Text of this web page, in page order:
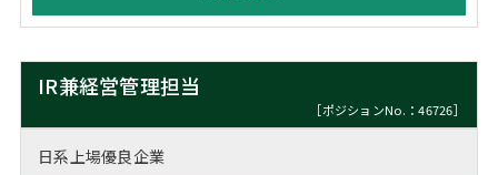
IR兼経営管理担当
［ポジションNo.：46726］
日系上場優良企業